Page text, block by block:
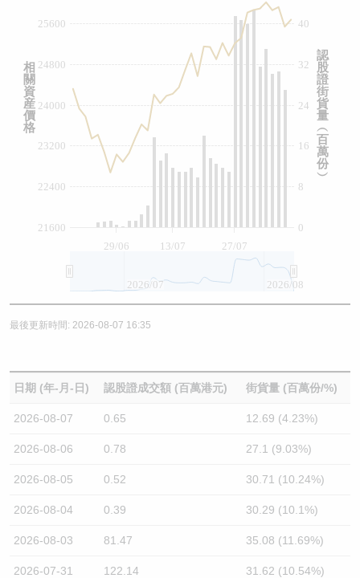
29/06 13/07 27/07
0
8
16
24
32
40
21600
22400
23200
24000
24800
25600
2026/07 2026/08
認
股
證
街
貨
量
︵
百
萬
份
︶
相
關
資
産
價
格
最後更新時間: 2026-08-07 16:35
日期 (年-月-日) 認股證成交額 (百萬港元) 街貨量 (百萬份/%)
2026-08-07 0.65 12.69 (4.23%)
2026-08-06 0.78 27.1 (9.03%)
2026-08-05 0.52 30.71 (10.24%)
2026-08-04 0.39 30.29 (10.1%)
2026-08-03 81.47 35.08 (11.69%)
2026-07-31 122.14 31.62 (10.54%)
牛熊證文件及公告 (瑞信)
收市競價變化